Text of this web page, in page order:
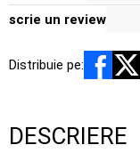
scrie un review
Distribuie pe:
DESCRIERE